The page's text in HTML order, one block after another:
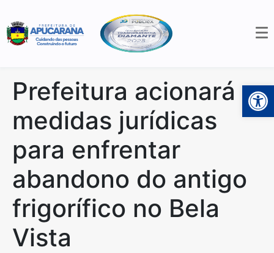
Prefeitura acionará
medidas jurídicas
para enfrentar
abandono do antigo
frigorífico no Bela
Vista